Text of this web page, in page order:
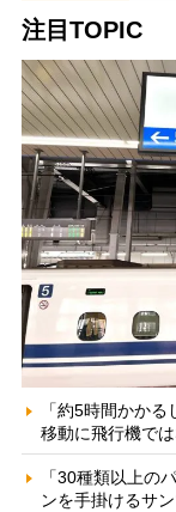
注目TOPIC
「約5時間かか
移動に飛行機で
「30種類以上の
ンを手掛けるサ